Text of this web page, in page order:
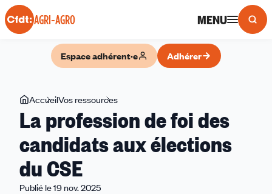
Panneau de gestion des cookies
AGRI-AGRO MENU
Espace adhérent·e Adhérer
Vous
êtes
ici
AccueilVos ressources
profession
foi
La profession de foi des
candidats aux élections
du CSE
Publié le 19 nov. 2025